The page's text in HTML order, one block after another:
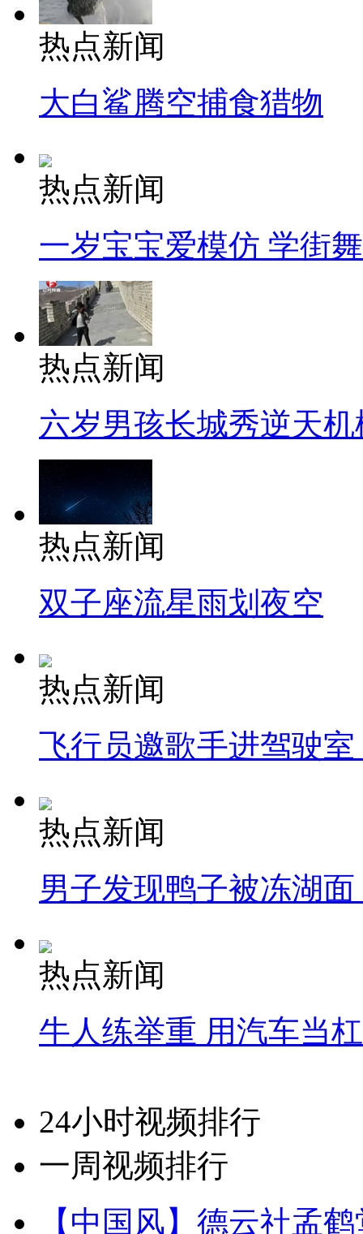
热点新闻
大白鲨腾空捕食猎物
热点新闻
一岁宝宝爱模仿 学街
热点新闻
六岁男孩长城秀逆天机
热点新闻
双子座流星雨划夜空
热点新闻
飞行员邀歌手进驾驶
热点新闻
男子发现鸭子被冻湖
热点新闻
牛人练举重 用汽车当
24小时视频排行
一周视频排行
【中国风】德云社孟